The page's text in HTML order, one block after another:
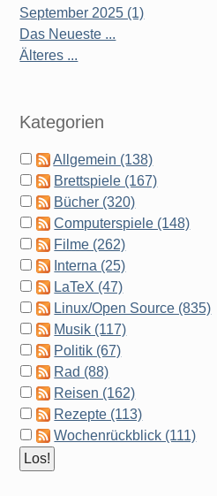
September 2025 (1)
Das Neueste ...
Älteres ...
Kategorien
Allgemein (138)
Brettspiele (167)
Bücher (320)
Computerspiele (148)
Filme (262)
Interna (25)
LaTeX (47)
Linux/Open Source (835)
Musik (117)
Politik (67)
Rad (88)
Reisen (162)
Rezepte (113)
Wochenrückblick (111)